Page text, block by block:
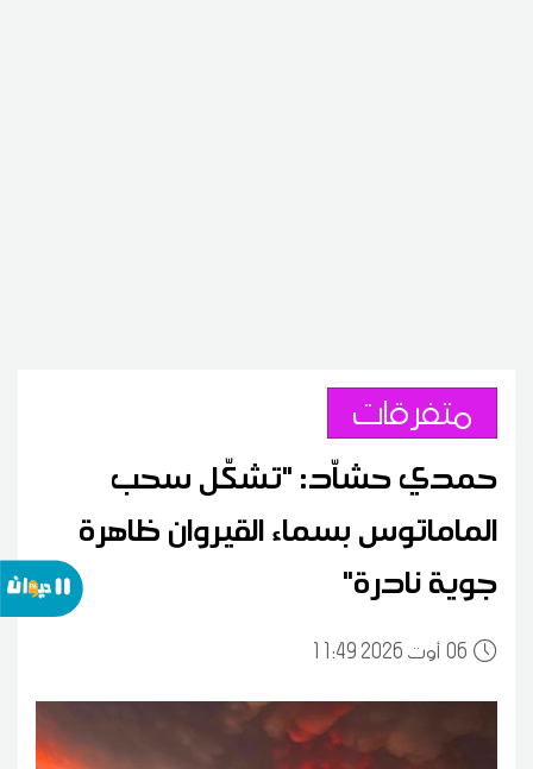
متفرقات
حمدي حشاّد: "تشكّل سحب
الماماتوس بسماء القيروان ظاهرة
جوية نادرة"
0611:49 2026 أوت